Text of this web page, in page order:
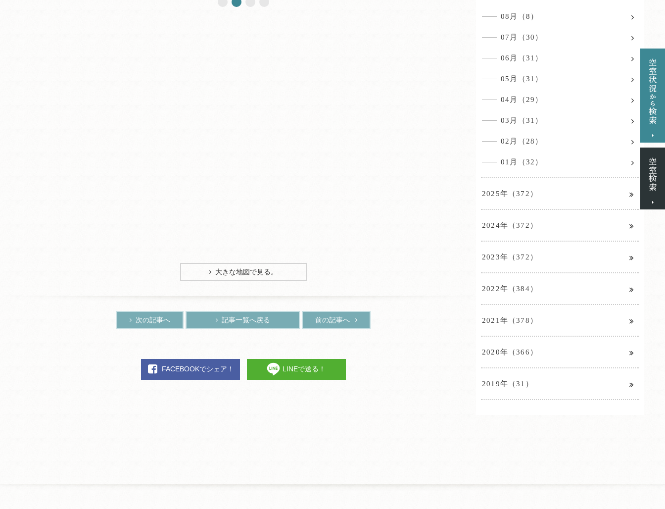
大きな地図で見る。
次の記事へ 記事一覧へ戻る 前の記事へ
FACEBOOKでシェア！ LINEで送る！
08月（8）
07月（30）
06月（31）
05月（31）
04月（29）
03月（31）
02月（28）
01月（32）
2025年（372）
2024年（372）
2023年（372）
2022年（384）
2021年（378）
2020年（366）
2019年（31）